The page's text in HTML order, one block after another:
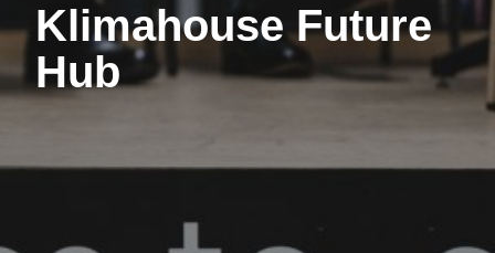
Klimahouse Future
Hub